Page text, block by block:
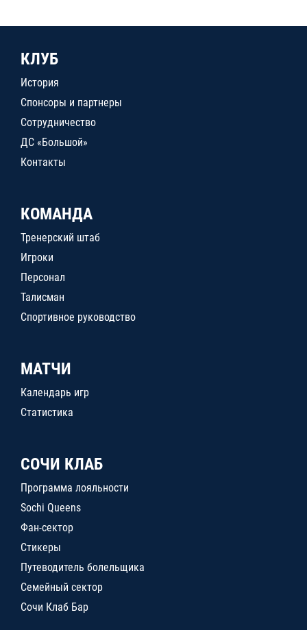
КЛУБ
История
Спонсоры и партнеры
Сотрудничество
ДС «Большой»
Контакты
КОМАНДА
Тренерский штаб
Игроки
Персонал
Талисман
Спортивное руководство
МАТЧИ
Календарь игр
Статистика
СОЧИ КЛАБ
Программа лояльности
Sochi Queens
Фан-сектор
Стикеры
Путеводитель болельщика
Семейный сектор
Сочи Клаб Бар